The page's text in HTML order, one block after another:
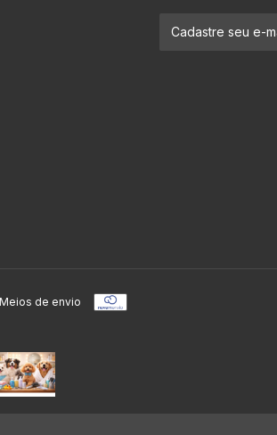
Meios de envio